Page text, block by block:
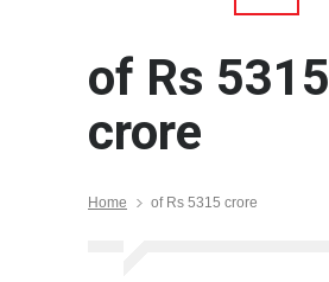
of Rs 5315
crore
Home of Rs 5315 crore